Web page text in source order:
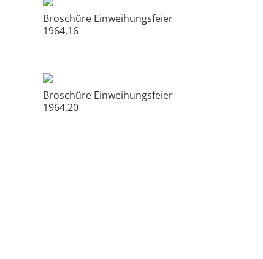
Broschüre Einweihungsfeier
1964,16
Broschüre Einweihungsfeier
1964,20